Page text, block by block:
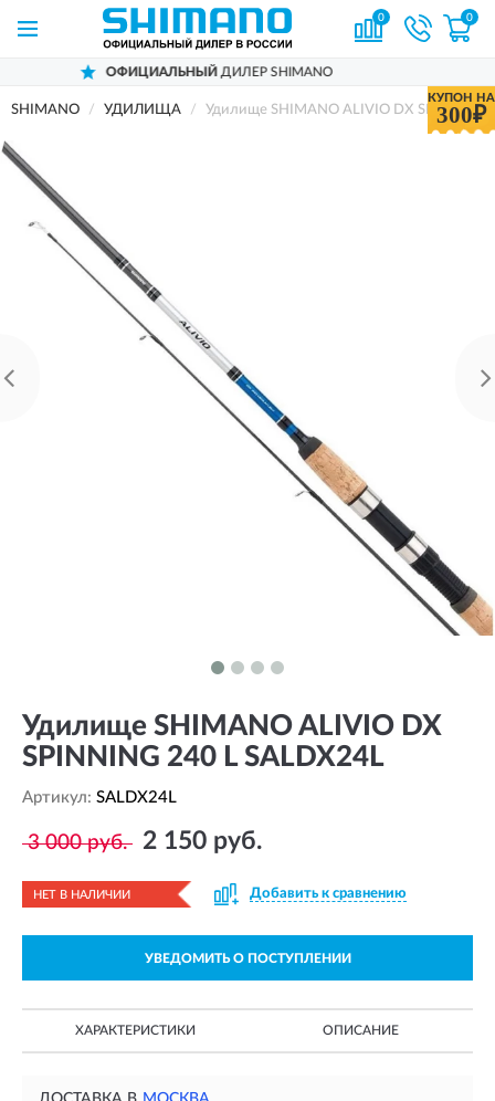
0 0
ОФИЦИАЛЬНЫЙДИЛЕР SHIMANO
КУПОН НА
300₽
SHIMANO УДИЛИЩА Удилище SHIMANO ALIVIO DX SPINNING
Удилище SHIMANO ALIVIO DX
SPINNING 240 L SALDX24L
Артикул: SALDX24L
3 000 руб. 2 150 руб.
НЕТ В НАЛИЧИИ Добавить к сравнению
УВЕДОМИТЬ О ПОСТУПЛЕНИИ
ХАРАКТЕРИСТИКИ ОПИСАНИЕ